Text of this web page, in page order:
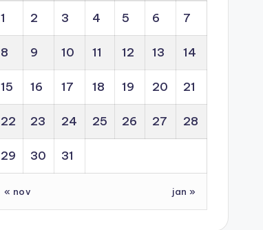
1 2 3 4 5 6 7
8 9 10 11 12 13 14
15 16 17 18 19 20 21
22 23 24 25 26 27 28
29 30 31
« nov jan »